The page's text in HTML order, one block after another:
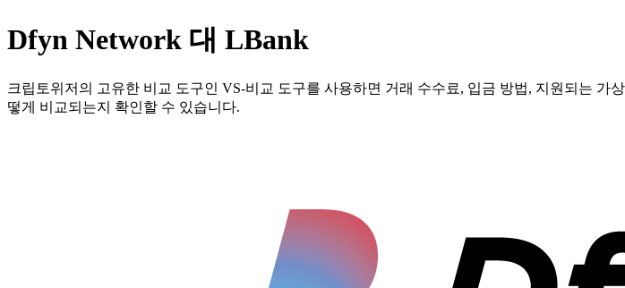
Dfyn Network 대 LBank
크립토위저의 고유한 비교 도구인 VS-비교 도구를 사용하면 거래 수수료, 입금 방법, 지원되는
떻게 비교되는지 확인할 수 있습니다.